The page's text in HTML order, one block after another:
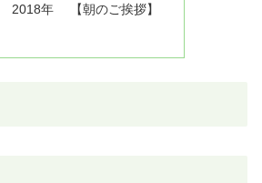
年 【朝のご挨拶】